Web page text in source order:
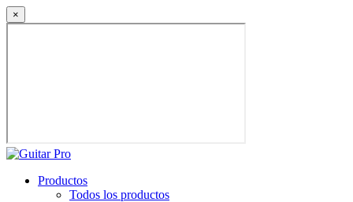
×
Productos
Todos los productos